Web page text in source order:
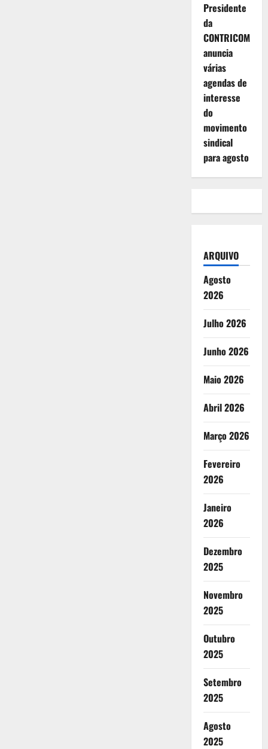
Presidente
da
CONTRICOM
anuncia
várias
agendas de
interesse
do
movimento
sindical
para agosto
ARQUIVO
Agosto
2026
Julho 2026
Junho 2026
Maio 2026
Abril 2026
Março 2026
Fevereiro
2026
Janeiro
2026
Dezembro
2025
Novembro
2025
Outubro
2025
Setembro
2025
Agosto
2025